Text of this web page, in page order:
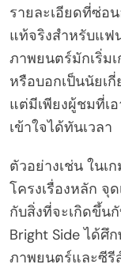
รายละเอียดที่ซ่อ
แท้จริงสำหรับแฟ
ภาพยนตร์มักเริ่ม
หรือบอกเป็นนัยเ
แต่มีเพียงผู้ชมที่เ
เข้าใจได้ทันเวลา
ตัวอย่างเช่น ในเ
โครงเรื่องหลัก จุ
กับสิ่งที่จะเกิดขึ้นกั
Bright Side ได้ศึ
ภาพยนตร์และซีรี